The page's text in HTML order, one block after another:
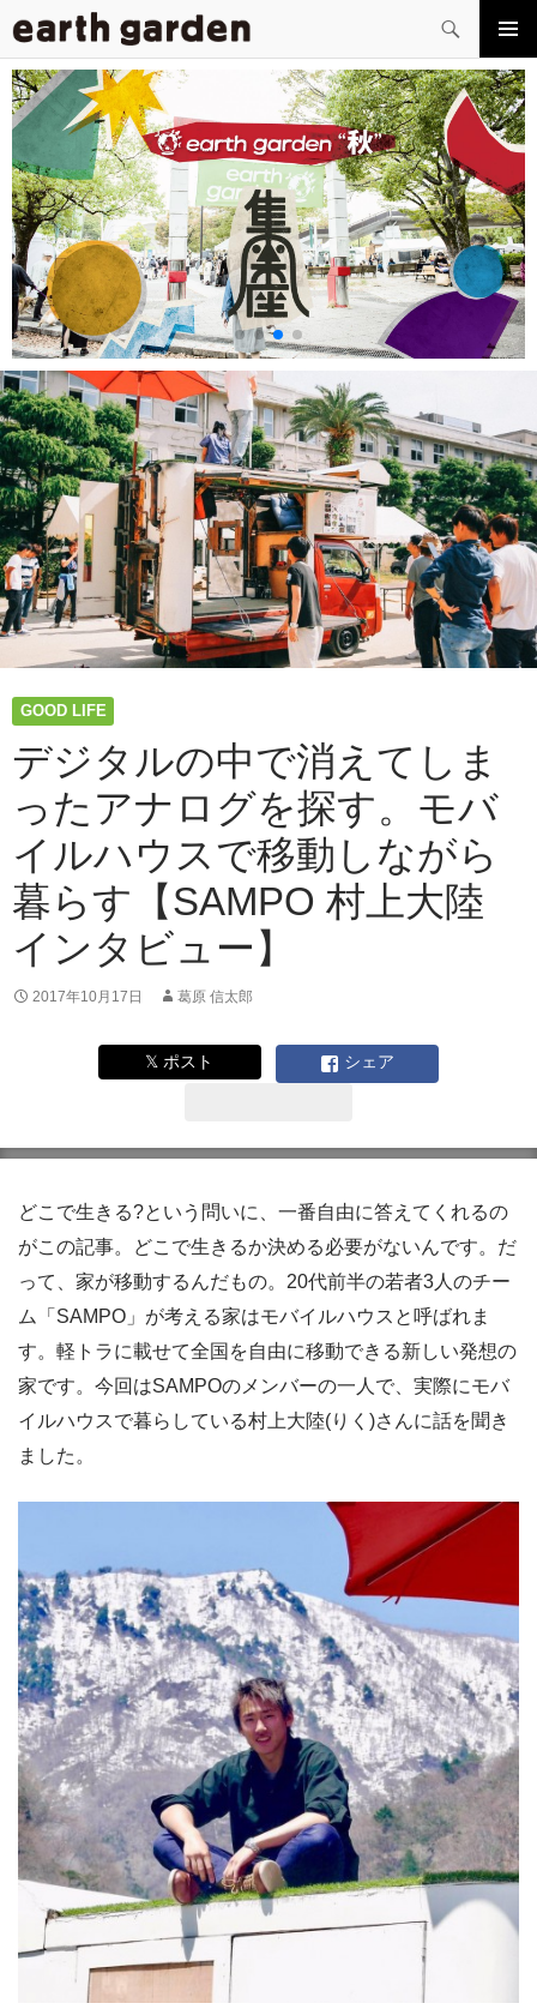
索
メイン
メニュ
ー
コ
ン
テ
ン
へ
ス
キ
ッ
プ
GOOD LIFE
デジタルの中で消えてしま
ったアナログを探す。モバ
イルハウスで移動しながら
暮らす【SAMPO 村上大陸
インタビュー】
2017年10月17日 葛原 信太郎
𝕏 ポスト シェア
どこで生きる?という問いに、一番自由に答えてくれるの
がこの記事。どこで生きるか決める必要がないんです。だ
って、家が移動するんだもの。20代前半の若者3人のチー
ム「SAMPO」が考える家はモバイルハウスと呼ばれま
す。軽トラに載せて全国を自由に移動できる新しい発想の
家です。今回はSAMPOのメンバーの一人で、実際にモバ
イルハウスで暮らしている村上大陸(りく)さんに話を聞き
ました。